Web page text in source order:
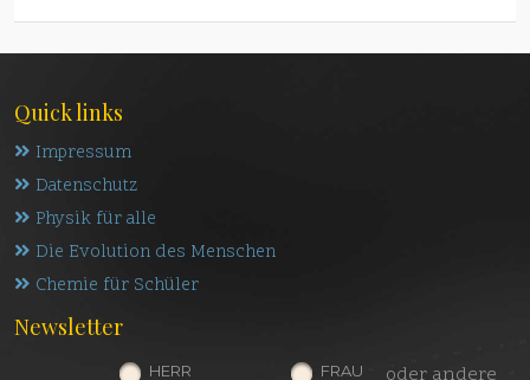
Quick links
Impressum
Datenschutz
Physik für alle
Die Evolution des Menschen
Chemie für Schüler
Newsletter
HERR FRAU